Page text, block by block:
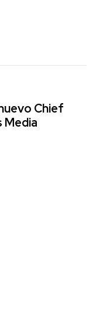
Chief
Media